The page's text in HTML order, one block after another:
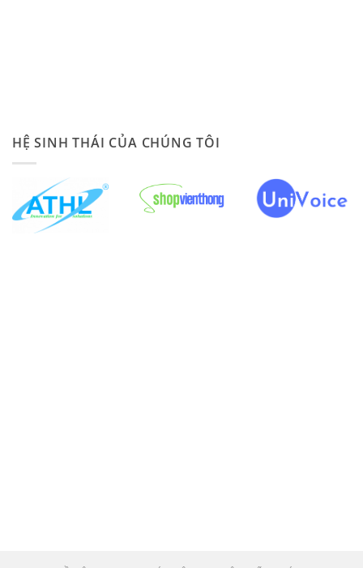
HỆ SINH THÁI CỦA CHÚNG TÔI